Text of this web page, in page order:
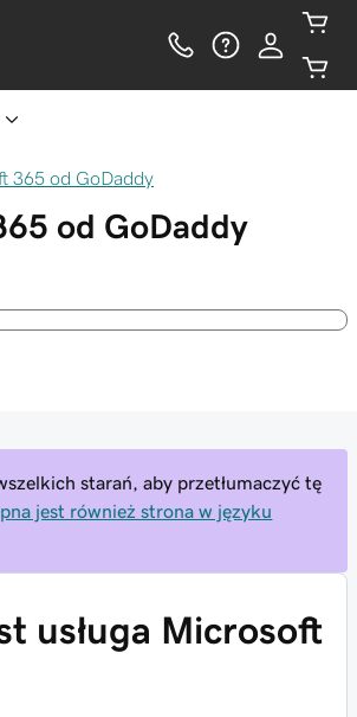
365 od GoDaddy
od GoDaddy
starań, aby przetłumaczyć tę
jest również strona w języku
usługa Microsoft